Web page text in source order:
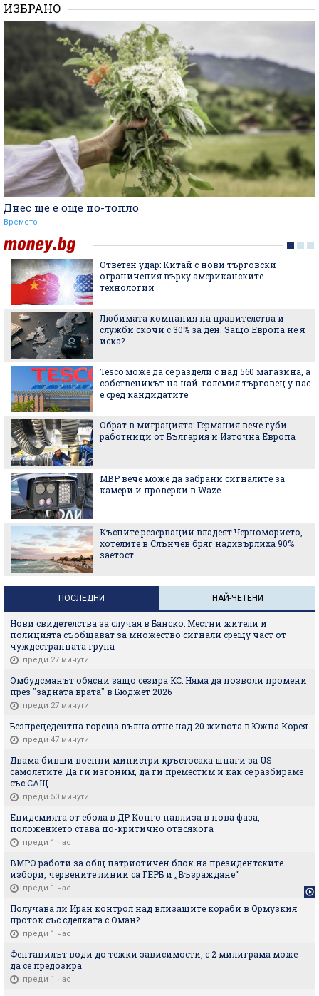
ИЗБРАНО
Днес ще е още по-топло
Времето
Ответен удар: Китай с нови търговски
ограничения върху американските
технологии
Любимата компания на правителства и
служби скочи с 30% за ден. Защо Европа не я
иска?
Tesco може да се раздели с над 560 магазина, а
собственикът на най-големия търговец у нас
е сред кандидатите
Обрат в миграцията: Германия вече губи
работници от България и Източна Европа
МВР вече може да забрани сигналите за
камери и проверки в Waze
Късните резервации владеят Черноморието,
хотелите в Слънчев бряг надхвърлиха 90%
заетост
ПОСЛЕДНИ НАЙ-ЧЕТЕНИ
Нови свидетелства за случая в Банско: Местни жители и
полицията съобщават за множество сигнали срещу част от
чуждестранната група
преди 27 минути
Омбудсманът обясни защо сезира КС: Няма да позволи промени
през "задната врата" в Бюджет 2026
преди 27 минути
Безпрецедентна гореща вълна отне над 20 живота в Южна Корея
преди 47 минути
Двама бивши военни министри кръстосаха шпаги за US
самолетите: Да ги изгоним, да ги преместим и как се разбираме
със САЩ
преди 50 минути
Епидемията от ебола в ДР Конго навлиза в нова фаза,
положението става по-критично отвсякога
преди 1 час
ВМРО работи за общ патриотичен блок на президентските
избори, червените линии са ГЕРБ и „Възраждане“
преди 1 час
Получава ли Иран контрол над влизащите кораби в Ормузкия
проток със сделката с Оман?
преди 1 час
Фентанилът води до тежки зависимости, с 2 милиграма може
да се предозира
преди 1 час